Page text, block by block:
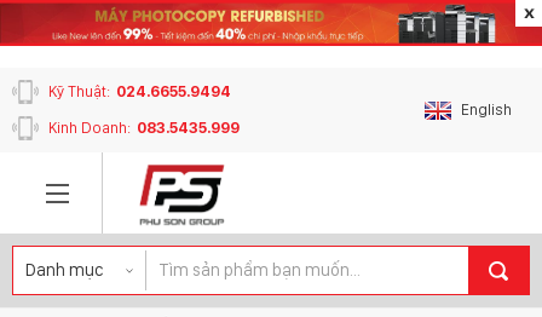
content_copy
English
Kỹ Thuật: 024.6655.9494
Kinh Doanh: 083.5435.999